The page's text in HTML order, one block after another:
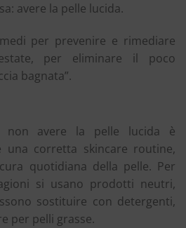
avere la pelle lucida.
per prevenire e rimediare
per eliminare il poco
bagnata”.
avere la pelle lucida è
una corretta skincare routine,
quotidiana della pelle. Per
si usano prodotti neutri,
sostituire con detergenti,
per pelli grasse.